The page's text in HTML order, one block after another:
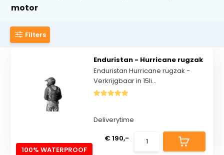
motor
Filters
100% WATERPROOF
Enduristan - Hurricane rugzak
Enduristan Hurricane rugzak -
Verkrijgbaar in 15li...
Deliverytime
€ 190,-